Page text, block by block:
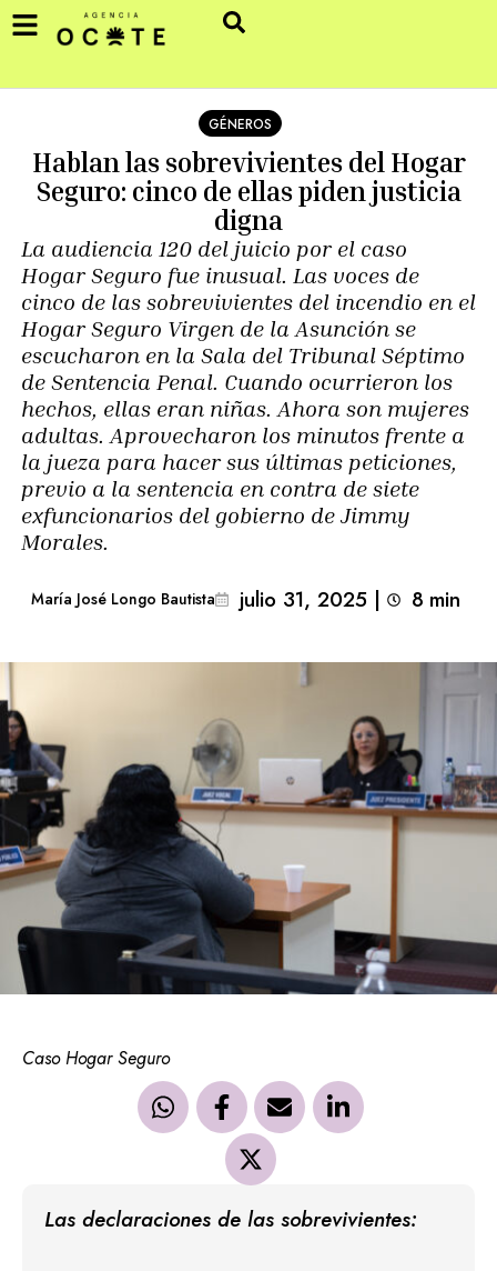
GÉNEROS
Hablan las sobrevivientes del Hogar
Seguro: cinco de ellas piden justicia
digna
La audiencia 120 del juicio por el caso
Hogar Seguro fue inusual. Las voces de
cinco de las sobrevivientes del incendio en el
Hogar Seguro Virgen de la Asunción se
escucharon en la Sala del Tribunal Séptimo
de Sentencia Penal. Cuando ocurrieron los
hechos, ellas eran niñas. Ahora son mujeres
adultas. Aprovecharon los minutos frente a
la jueza para hacer sus últimas peticiones,
previo a la sentencia en contra de siete
exfuncionarios del gobierno de Jimmy
Morales.
María José Longo Bautista julio 31, 2025 | 8 min
Caso Hogar Seguro
Las declaraciones de las sobrevivientes: